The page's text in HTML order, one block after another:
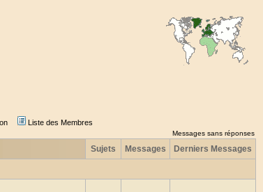
Liste des Membres
Messages sans réponses
Sujets Messages Derniers Messages